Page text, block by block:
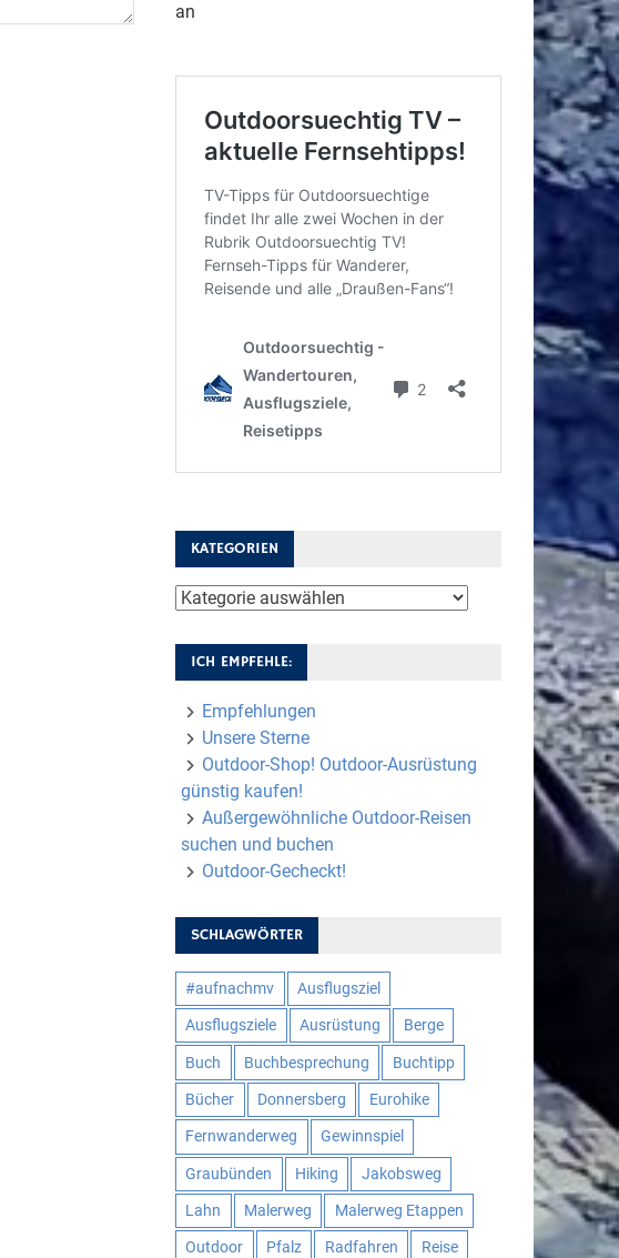
an
KATEGORIEN
Kategorien
ICH EMPFEHLE:
Empfehlungen
Unsere Sterne
Outdoor-Shop! Outdoor-Ausrüstung
günstig kaufen!
Außergewöhnliche Outdoor-Reisen
suchen und buchen
Outdoor-Gecheckt!
SCHLAGWÖRTER
#aufnachmv Ausflugsziel
Ausflugsziele Ausrüstung Berge
Buch Buchbesprechung Buchtipp
Bücher Donnersberg Eurohike
Fernwanderweg Gewinnspiel
Graubünden Hiking Jakobsweg
Lahn Malerweg Malerweg Etappen
Outdoor Pfalz Radfahren Reise